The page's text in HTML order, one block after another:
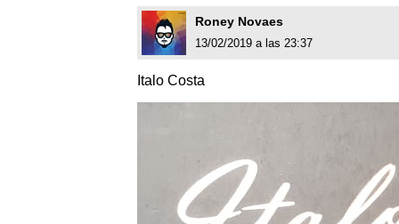
Roney Novaes
13/02/2019 a las 23:37
Italo Costa